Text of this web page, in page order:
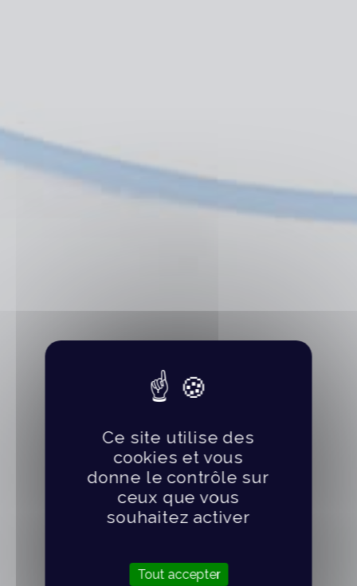
Ce site utilise des
cookies et vous
donne le contrôle sur
ceux que vous
souhaitez activer
Tout accepter